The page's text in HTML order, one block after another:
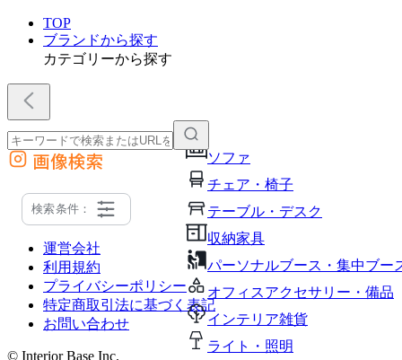
TOP
ブランドから探す
カテゴリーから探す
ソファ
チェア・椅子
テーブル・デスク
収納家具
パーソナルブース・集中ブー
オフィスアクセサリー・備品
インテリア雑貨
ライト・照明
外部サイトの商品をカートに追加
他のサイトで見つけた商品ページのURLを貼り付けて、カートに追加できます
画像検索
検索条件：
運営会社
利用規約
プライバシーポリシー
特定商取引法に基づく表記
お問い合わせ
© Interior Base Inc.